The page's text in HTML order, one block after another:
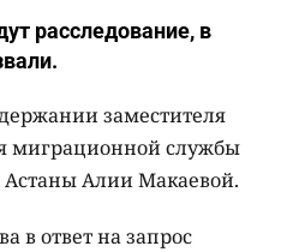
расследование, в
заместителя
миграционной службы
Алии Макаевой.
в ответ на запрос